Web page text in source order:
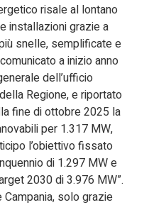
risale al lontano
installazioni grazie a
snelle, semplificate e
a inizio anno
dell’ufficio
Regione, e riportato
fine di ottobre 2025 la
per 1.317 MW,
l’obiettivo fissato
di 1.297 MW e
2030 di 3.976 MW”.
solo grazie